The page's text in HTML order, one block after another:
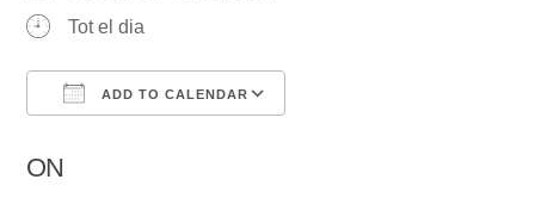
Tot el dia
ADD TO CALENDAR
ON